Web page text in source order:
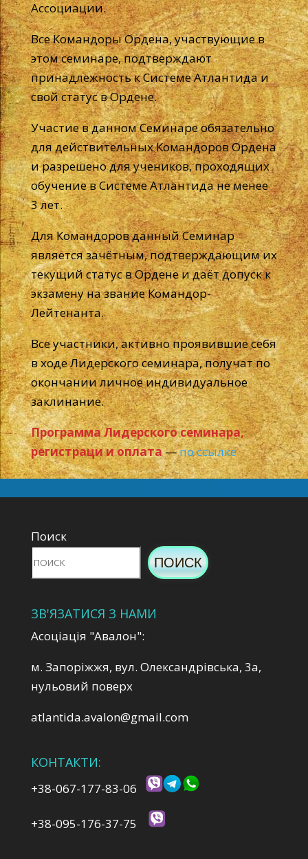
Ассоциации.
Все Командоры Ордена, участвующие в
этом семинаре, подтверждают
принадлежность к Системе Атлантида и
свой статус в Ордене.
Участие в данном Семинаре обязательно
для действительных Командоров Ордена
и разрешено для учеников, проходящих
обучение в Системе Атлантида не менее
3 лет.
Для Командоров данный Семинар
является зачётным, подтверждающим их
текущий статус в Ордене и даёт допуск к
экзамену на звание Командор-
Лейтенанта.
Все участники, активно проявившие себя
в ходе Лидерского семинара, получат по
окончании личное индивидуальное
заклинание.
Программа Лидерского семинара,
регистраци и оплата—по ссылке
Поиск
ПОИСК
ЗВ'ЯЗАТИСЯ З НАМИ
Асоціація "Авалон":
м. Запоріжжя, вул. Олександрівська, 3а,
нульовий поверх
atlantida.avalon@gmail.com
КОНТАКТИ:
+38-067-177-83-06
+38-095-176-37-75